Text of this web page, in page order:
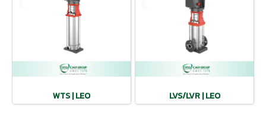
WTS | LEO LVS/LVR | LEO